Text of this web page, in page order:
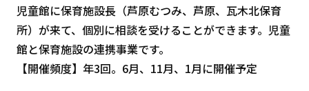
児童館に保育施設長（芦原むつみ、芦原、瓦木北保育
所）が来て、個別に相談を受けることができます。児童
館と保育施設の連携事業です。
【開催頻度】年3回。6月、11月、1月に開催予定